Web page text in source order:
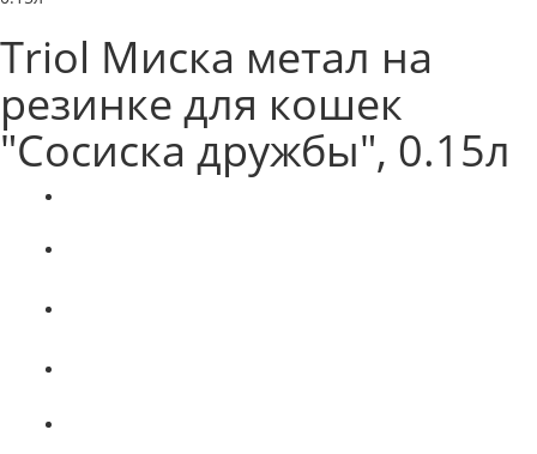
Triol Миска метал на
резинке для кошек
"Сосиска дружбы", 0.15л